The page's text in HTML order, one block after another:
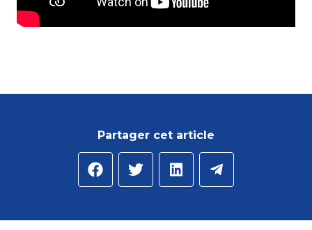
Partager cet article